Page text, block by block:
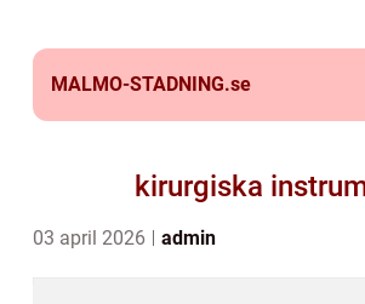
MALMO-STADNING.se
kirurgiska
03 april 2026 admin